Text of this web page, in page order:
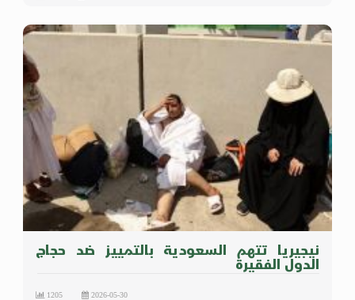
نيجيريا تتهم السعودية بالتمييز ضد حجاج
الدول الفقيرة
2026-05-30
1205